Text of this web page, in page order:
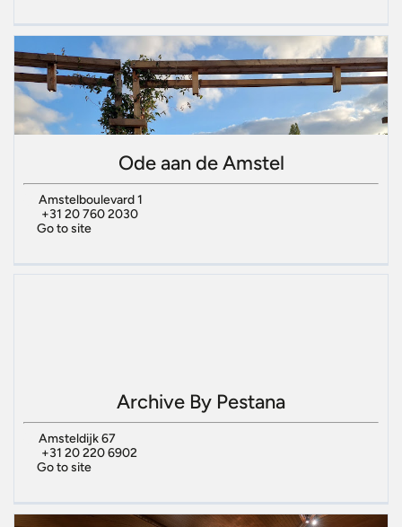
Ode aan de Amstel
Amstelboulevard 1
+31 20 760 2030
Go to site
Archive By Pestana
Amsteldijk 67
+31 20 220 6902
Go to site